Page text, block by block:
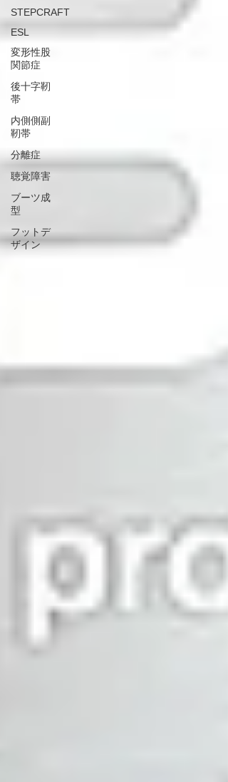
STEPCRAFT
ESL
変形性股
関節症
後十字靭
帯
内側側副
靭帯
分離症
聴覚障害
ブーツ成
型
フットデ
ザイン